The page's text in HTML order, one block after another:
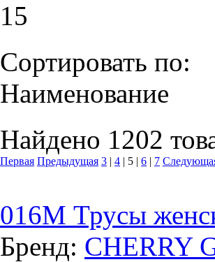
15
Сортировать по:
Наименование
Найдено 1202
Первая Предыдущая 3 | 4 | 5 | 6 | 7
016M Трусы
Бренд: CHERRY